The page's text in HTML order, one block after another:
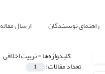
راهنمای نویسندگان ارسال مقاله
کلیدواژه‌ها =تربیت اخلاقی
تعداد مقالات: 1